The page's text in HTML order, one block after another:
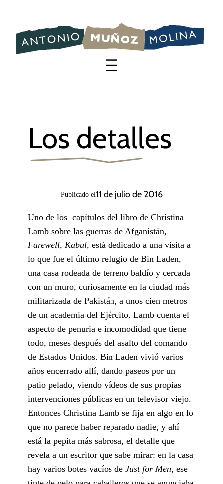
contenido
Los detalles
Publicado el11 de julio de 2016
Uno de los capítulos del libro de Christina
Lamb sobre las guerras de Afganistán,
Farewell, Kabul, está dedicado a una visita a
lo que fue el último refugio de Bin Laden,
una casa rodeada de terreno baldío y cercada
con un muro, curiosamente en la ciudad más
militarizada de Pakistán, a unos cien metros
de un academia del Ejército. Lamb cuenta el
aspecto de penuria e incomodidad que tiene
todo, meses después del asalto del comando
de Estados Unidos. Bin Laden vivió varios
años encerrado allí, dando paseos por un
patio pelado, viendo vídeos de sus propias
intervenciones públicas en un televisor viejo.
Entonces Christina Lamb se fija en algo en lo
que no parece haber reparado nadie, y ahí
está la pepita más sabrosa, el detalle que
revela a un escritor que sabe mirar: en la casa
hay varios botes vacíos de Just for Men, ese